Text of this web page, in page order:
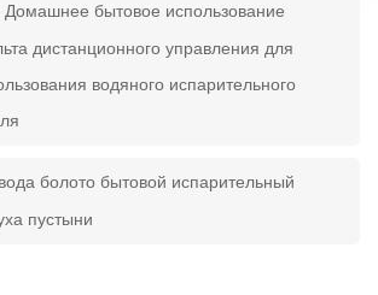
Домашнее бытовое использование
дистанционного управления для
водяного испарительного
вода болото бытовой испарительный
пустыни